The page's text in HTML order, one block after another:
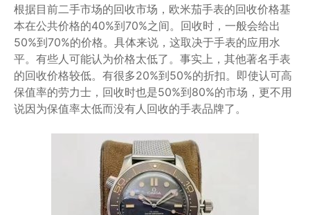
根据目前二手市场的回收市场，欧米茄手表的回收价格基
本在公共价格的40%到70%之间。回收时，一般会给出
50%到70%的价格。具体来说，这取决于手表的应用水
平。有些人可能认为价格太低了。事实上，其他著名手表
的回收价格较低。有很多20%到50%的折扣。即使认可高
保值率的劳力士，回收时也是50%到80%的市场，更不用
说因为保值率太低而没有人回收的手表品牌了。